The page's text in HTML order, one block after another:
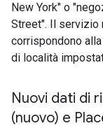
New York" o
Street". Il servizio
corrispondono
di località
Nuovi dati di
(nuovo) e